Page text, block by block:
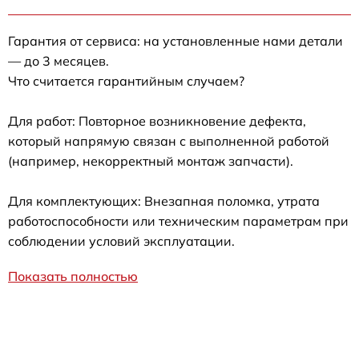
Гарантия от сервиса: на установленные нами детали
— до 3 месяцев.
Что считается гарантийным случаем?
Для работ: Повторное возникновение дефекта,
который напрямую связан с выполненной работой
(например, некорректный монтаж запчасти).
Для комплектующих: Внезапная поломка, утрата
работоспособности или техническим параметрам при
соблюдении условий эксплуатации.
Показать полностью